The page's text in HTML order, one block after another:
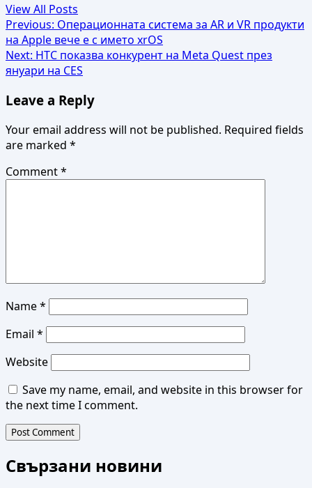
View All Posts
Post
navigation
Previous: Операционната система за AR и VR продукти
на Apple вече е с името xrOS
Next: HTC показва конкурент на Meta Quest през
януари на CES
Leave a Reply
Your email address will not be published. Required fields
are marked *
Comment*
Name*
Email *
Website
Save my name, email, and website in this browser for
the next time I comment.
Свързани новини